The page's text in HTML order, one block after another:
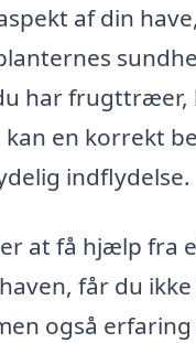
af din
har frugttræer,
en korrekt
indflydelse.
at få hjælp fra
får du
også erfaring